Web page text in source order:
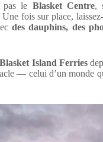
pas le Blasket Centre,
fois sur place,
des dauphins, des
Blasket Island Ferries
— celui d’un monde